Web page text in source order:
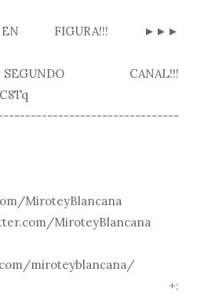
EN FIGURA!!! ►►►
CANAL!!!
MiroteyBlancana
MiroteyBlancana
miroteyblancana/
+: